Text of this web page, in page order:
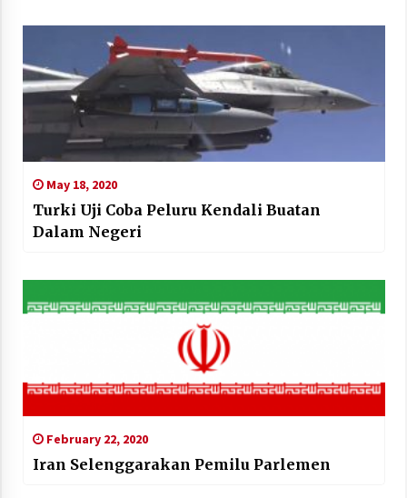
May 18, 2020
Turki Uji Coba Peluru Kendali Buatan
Dalam Negeri
February 22, 2020
Iran Selenggarakan Pemilu Parlemen